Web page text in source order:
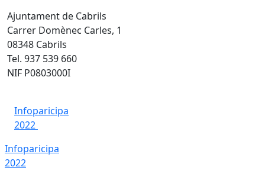
Ajuntament de Cabrils
Carrer Domènec Carles, 1
08348 Cabrils
Tel. 937 539 660
NIF P0803000I
Infoparicipa
2022
Infoparicipa
2022